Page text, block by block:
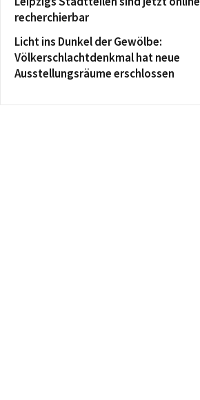
recherchierbar
Licht ins Dunkel der Gewölbe:
Völkerschlachtdenkmal hat neue
Ausstellungsräume erschlossen